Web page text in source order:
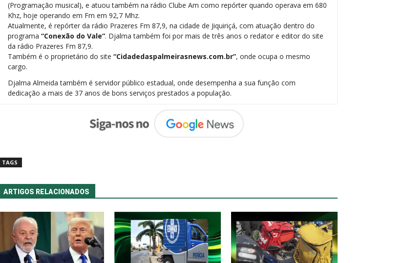
(Programação musical), e atuou também na rádio Clube Am como repórter quando operava em 680
Khz, hoje operando em Fm em 92,7 Mhz.
Atualmente, é repórter da rádio Prazeres Fm 87,9, na cidade de Jiquiriçá, com atuação dentro do
programa “Conexão do Vale”. Djalma também foi por mais de três anos o redator e editor do site
da rádio Prazeres Fm 87,9.
Também é o proprietário do site “Cidadedaspalmeirasnews.com.br”, onde ocupa o mesmo
cargo.
Djalma Almeida também é servidor público estadual, onde desempenha a sua função com
dedicação a mais de 37 anos de bons serviços prestados a população.
TAGS
ARTIGOS RELACIONADOS